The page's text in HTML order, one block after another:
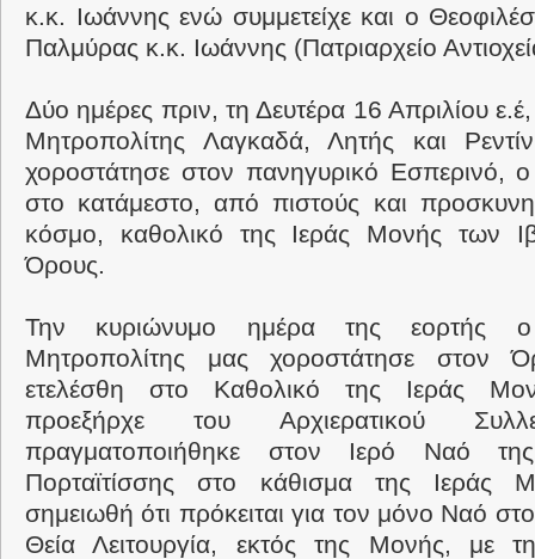
κ.κ. Ιωάννης ενώ συμμετείχε και ο
Παλμύρας κ.κ. Ιωάννης (Πατριαρχείο
Δύο ημέρες πριν, τη Δευτέρα 16 Απριλίου
Μητροπολίτης Λαγκαδά, Λητής και
χοροστάτησε στον πανηγυρικό Εσπερινό, ο
στο κατάμεστο, από πιστούς και
κόσμο, καθολικό της Ιεράς Μονής των
Όρους.
Την κυριώνυμο ημέρα της εορτής ο
Μητροπολίτης μας χοροστάτησε στον
ετελέσθη στο Καθολικό της Ιεράς
προεξήρχε του Αρχιερατικού
πραγματοποιήθηκε στον Ιερό Ναό
Πορταϊτίσσης στο κάθισμα της Ιεράς
σημειωθή ότι πρόκειται για τον μόνο Ναό
Θεία Λειτουργία, εκτός της Μονής, με